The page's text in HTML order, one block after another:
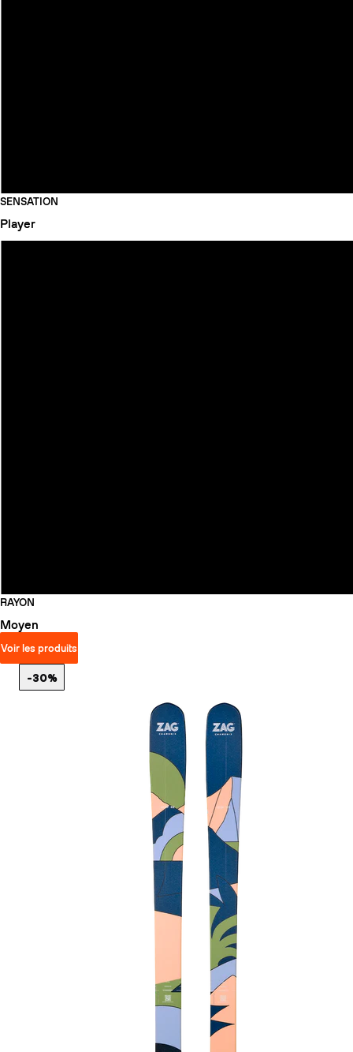
SENSATION
Player
RAYON
Moyen
Voir les produits
-30%